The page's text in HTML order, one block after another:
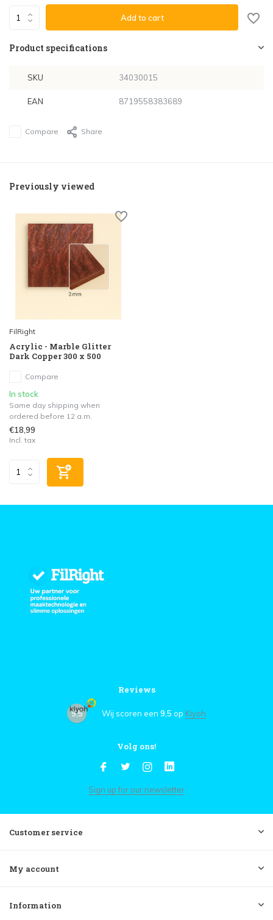
Add to cart
Product specifications
SKU 34030015
EAN 8719558383689
Compare Share
Previously viewed
FilRight
Acrylic - Marble Glitter
Dark Copper 300 x 500
Compare
In stock
Same day shipping when
ordered before 12 a.m.
€18,99
Incl. tax
Reviews
9,5 Wij scoren een 9,5 op Kiyoh
Volg ons!
Sign up for our newsletter
Customer service
My account
Information